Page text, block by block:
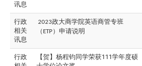
讯息
行政
相关
讯息
2023政大商学院英语商管专班
（ ETP）申请说明
行政
【贺】杨程钧同学荣获111学年度硕